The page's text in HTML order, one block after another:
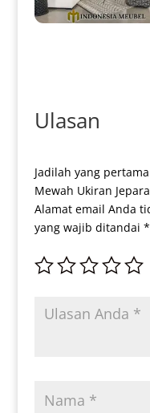
Ulasan
Jadilah yang
Mewah Ukiran
Alamat email Anda
yang wajib ditandai *